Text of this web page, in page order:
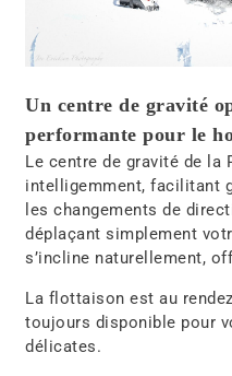
Un centre de gravité
performante pour le
Le centre de gravité de la
intelligemment, facilitant
les changements de
déplaçant simplement
s’incline naturellement,
La flottaison est au
toujours disponible pour
délicates.